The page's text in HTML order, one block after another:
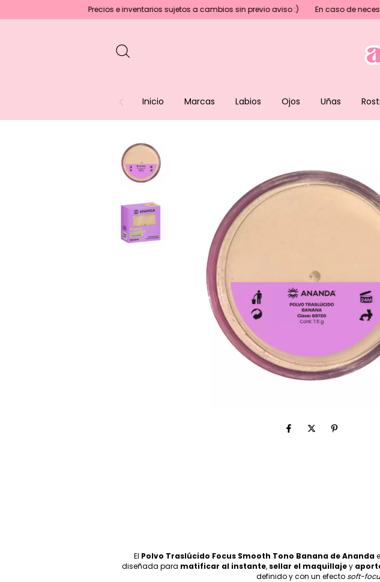
Precios e inventarios sujetos a cambios sin previo aviso :) En caso de necesitar factura
Inicio Marcas Labios Ojos Uñas
El Polvo Traslúcido Focus Smooth Tono Banana de Ananda
diseñada para matificar al instante, sellar el maquillajey
definido y con un efecto soft-